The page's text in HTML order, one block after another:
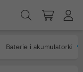
Baterie i akumulatorki